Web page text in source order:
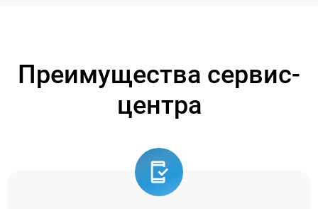
Преимущества сервис-
центра